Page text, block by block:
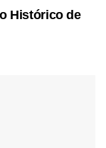
Histórico de